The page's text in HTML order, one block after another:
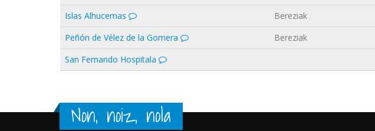
Islas Alhucemas
Bereziak
Peñón de Vélez de la Gomera
Bereziak
San Fernando Hospitala
Non, noiz, nola